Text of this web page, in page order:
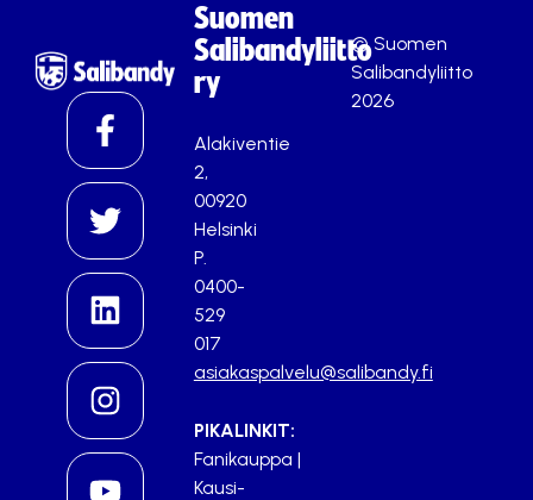
Suomen
Salibandyliitto
ry
Alakiventie
2,
00920
Helsinki
P.
0400-
529
017
asiakaspalvelu@salibandy.fi
PIKALINKIT:
Fanikauppa |
Kausi-
© Suomen
Salibandyliitto
2026